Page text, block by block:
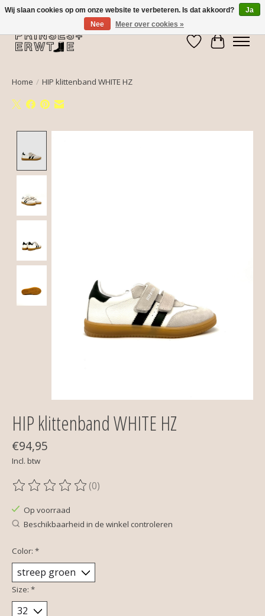
Verlanglijst
Home / HIP klittenband WHITE HZ
HIP klittenband WHITE HZ
€94,95
Incl. btw
De beoordeling van dit product is
(0)
Op voorraad
Beschikbaarheid in de winkel controleren
Color: *
Size: *
Wij slaan cookies op om onze website te verbeteren. Is dat akkoord?
Ja
Nee
Meer over cookies »